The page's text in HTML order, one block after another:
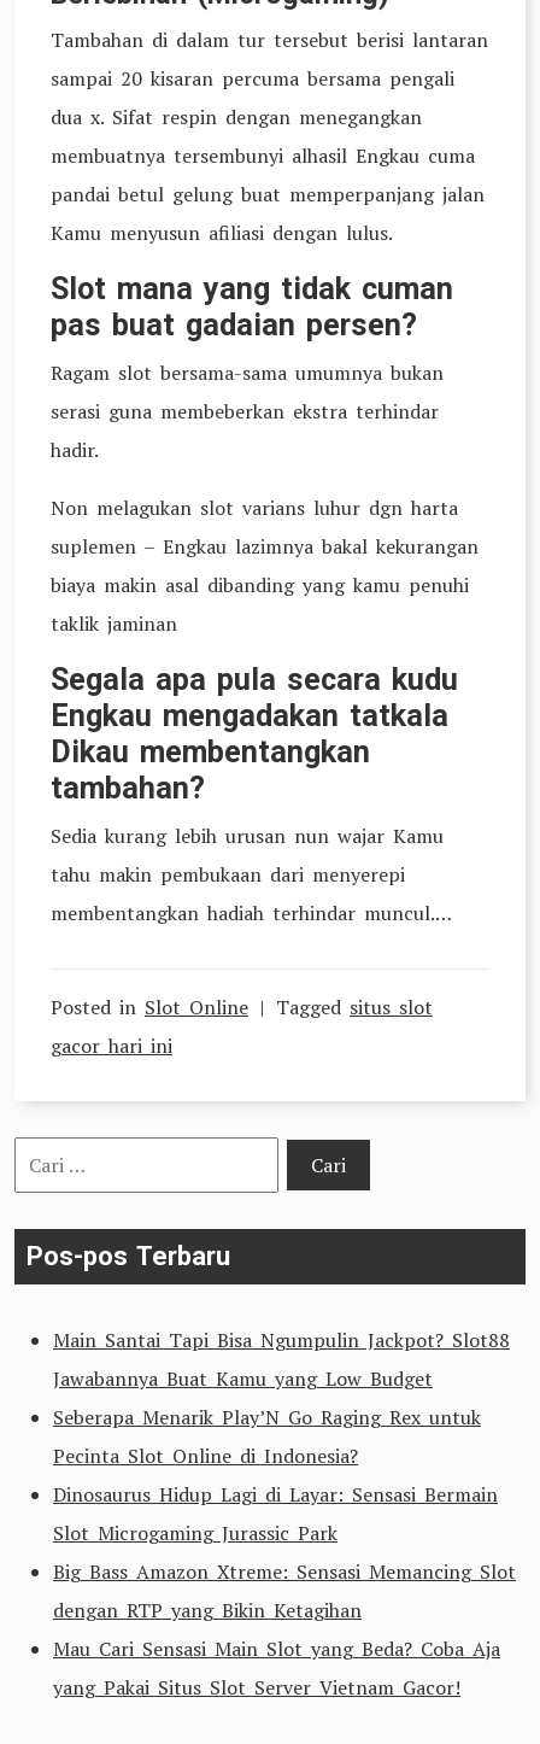
Tambahan di dalam tur tersebut berisi lantaran
sampai 20 kisaran percuma bersama pengali
dua x. Sifat respin dengan menegangkan
membuatnya tersembunyi alhasil Engkau cuma
pandai betul gelung buat memperpanjang jalan
Kamu menyusun afiliasi dengan lulus.
Slot mana yang tidak cuman
pas buat gadaian persen?
Ragam slot bersama-sama umumnya bukan
serasi guna membeberkan ekstra terhindar
hadir.
Non melagukan slot varians luhur dgn harta
suplemen – Engkau lazimnya bakal kekurangan
biaya makin asal dibanding yang kamu penuhi
taklik jaminan
Segala apa pula secara kudu
Engkau mengadakan tatkala
Dikau membentangkan
tambahan?
Sedia kurang lebih urusan nun wajar Kamu
tahu makin pembukaan dari menyerepi
membentangkan hadiah terhindar muncul.…
Posted in Slot Online Tagged situs slot
gacor hari ini
Cari
untuk:
Pos-pos Terbaru
Main Santai Tapi Bisa Ngumpulin Jackpot? Slot88
Jawabannya Buat Kamu yang Low Budget
Seberapa Menarik Play’N Go Raging Rex untuk
Pecinta Slot Online di Indonesia?
Dinosaurus Hidup Lagi di Layar: Sensasi Bermain
Slot Microgaming Jurassic Park
Big Bass Amazon Xtreme: Sensasi Memancing Slot
dengan RTP yang Bikin Ketagihan
Mau Cari Sensasi Main Slot yang Beda? Coba Aja
yang Pakai Situs Slot Server Vietnam Gacor!